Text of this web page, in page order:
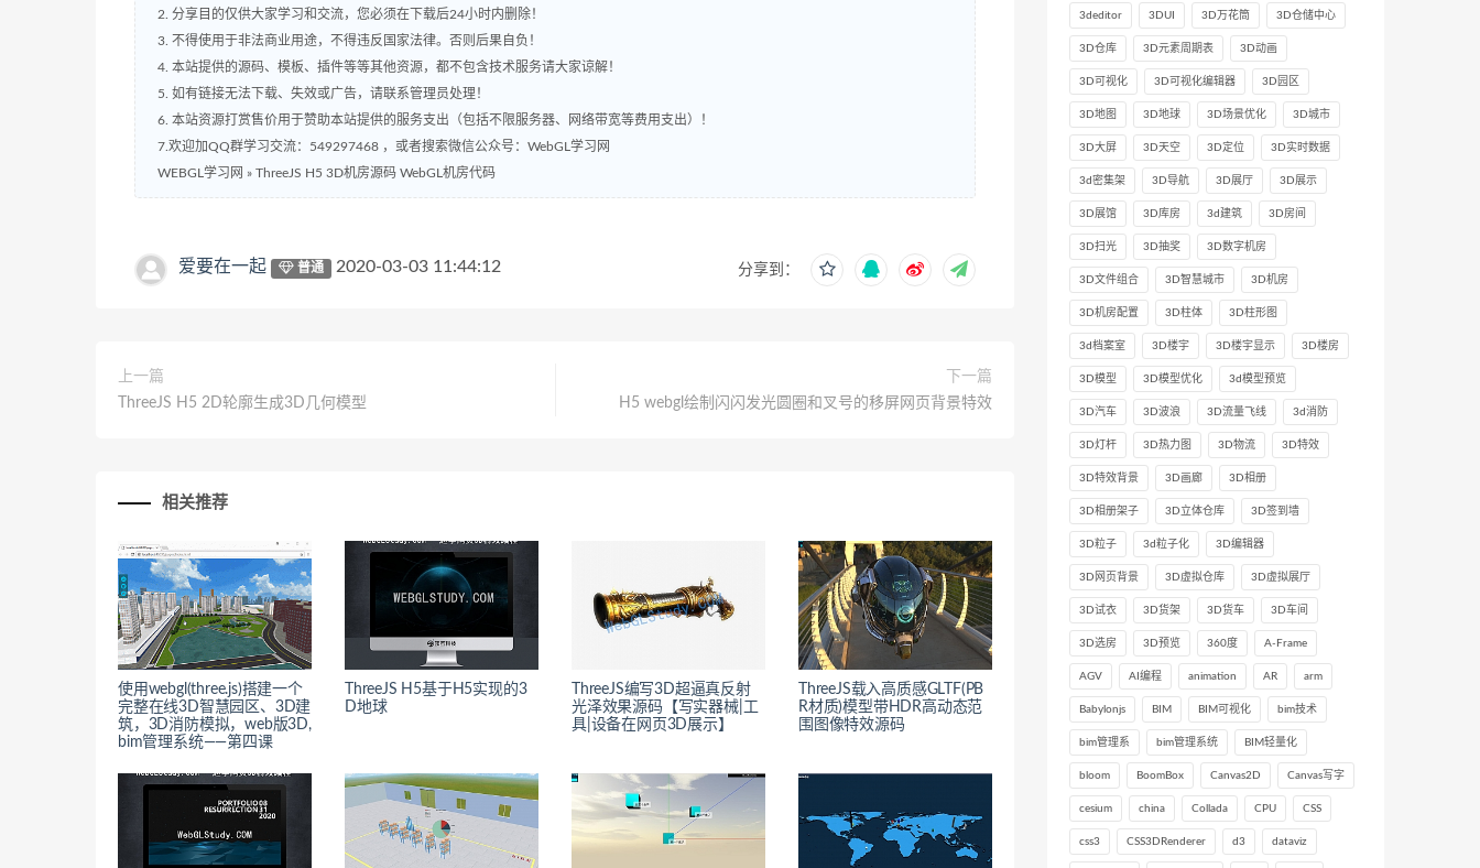
2. 分享目的仅供大家学习和交流，您必须在下载后24小时内删除！
3. 不得使用于非法商业用途，不得违反国家法律。否则后果自负！
4. 本站提供的源码、模板、插件等等其他资源，都不包含技术服务请大家谅解！
5. 如有链接无法下载、失效或广告，请联系管理员处理！
6. 本站资源打赏售价用于赞助本站提供的服务支出（包括不限服务器、网络带宽等费用支出）！
7.欢迎加QQ群学习交流：549297468 ，或者搜索微信公众号：WebGL学习网
WEBGL学习网 » ThreeJS H5 3D机房源码 WebGL机房代码
爱要在一起 普通 2020-03-03 11:44:12 分享到：
上一篇
ThreeJS H5 2D轮廓生成3D几何模型
下一篇
H5 webgl绘制闪闪发光圆圈和叉号的移屏网页背景特效
相关推荐
使用webgl(three.js)搭建一个
完整在线3D智慧园区、3D建
筑，3D消防模拟，web版3D,
bim管理系统——第四课
ThreeJS H5基于H5实现的3
D地球
ThreeJS编写3D超逼真反射
光泽效果源码【写实器械|工
具|设备在网页3D展示】
ThreeJS载入高质感GLTF(PB
R材质)模型带HDR高动态范
围图像特效源码
3deditor 3DUI 3D万花筒 3D仓储中心
3D仓库 3D元素周期表 3D动画
3D可视化 3D可视化编辑器 3D园区
3D地图 3D地球 3D场景优化 3D城市
3D大屏 3D天空 3D定位 3D实时数据
3d密集架 3D导航 3D展厅 3D展示
3D展馆 3D库房 3d建筑 3D房间
3D扫光 3D抽奖 3D数字机房
3D文件组合 3D智慧城市 3D机房
3D机房配置 3D柱体 3D柱形图
3d档案室 3D楼宇 3D楼宇显示 3D楼房
3D模型 3D模型优化 3d模型预览
3D汽车 3D波浪 3D流量飞线 3d消防
3D灯杆 3D热力图 3D物流 3D特效
3D特效背景 3D画廊 3D相册
3D相册架子 3D立体仓库 3D签到墙
3D粒子 3d粒子化 3D编辑器
3D网页背景 3D虚拟仓库 3D虚拟展厅
3D试衣 3D货架 3D货车 3D车间
3D选房 3D预览 360度 A-Frame
AGV AI编程 animation AR arm
Babylonjs BIM BIM可视化 bim技术
bim管理系 bim管理系统 BIM轻量化
bloom BoomBox Canvas2D Canvas写字
cesium china Collada CPU CSS
css3 CSS3DRenderer d3 dataviz